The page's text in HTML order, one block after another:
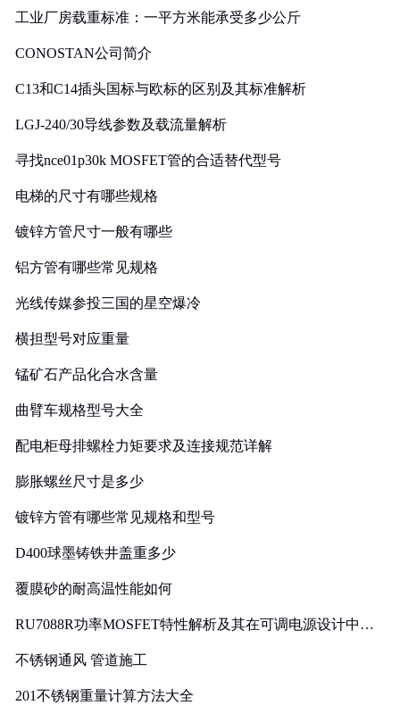
工业厂房载重标准：一平方米能承受多少公斤
CONOSTAN公司简介
C13和C14插头国标与欧标的区别及其标准解析
LGJ-240/30导线参数及载流量解析
寻找nce01p30k MOSFET管的合适替代型号
电梯的尺寸有哪些规格
镀锌方管尺寸一般有哪些
铝方管有哪些常见规格
光线传媒参投三国的星空爆冷
横担型号对应重量
锰矿石产品化合水含量
曲臂车规格型号大全
配电柜母排螺栓力矩要求及连接规范详解
膨胀螺丝尺寸是多少
镀锌方管有哪些常见规格和型号
D400球墨铸铁井盖重多少
覆膜砂的耐高温性能如何
RU7088R功率MOSFET特性解析及其在可调电源设计中的
不锈钢通风 管道施工
201不锈钢重量计算方法大全